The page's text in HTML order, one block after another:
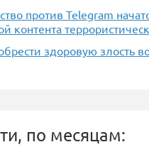
против Telegram
контента
здоровую злость
по месяцам: